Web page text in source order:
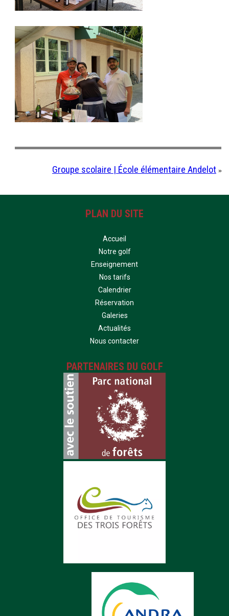
Groupe scolaire | École élémentaire Andelot »
PLAN DU SITE
Accueil
Notre golf
Enseignement
Nos tarifs
Calendrier
Réservation
Galeries
Actualités
Nous contacter
PARTENAIRES DU GOLF